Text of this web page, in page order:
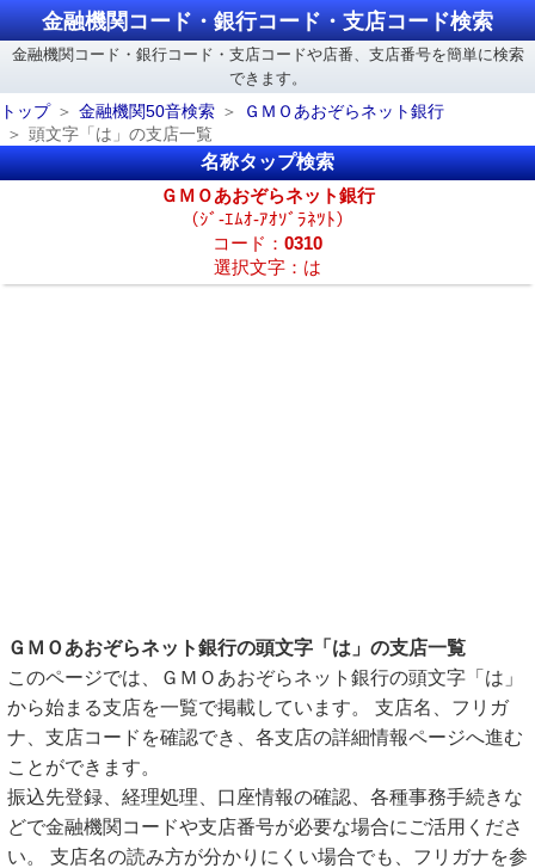
金融機関コード・銀行コード・支店コード検索
金融機関コード・銀行コード・支店コードや店番、支店番号を簡単に検索
できます。
トップ
金融機関50音検索
ＧＭＯあおぞらネット銀行
頭文字「は」の支店一覧
名称タップ検索
ＧＭＯあおぞらネット銀行
（ｼﾞ-ｴﾑｵ-ｱｵｿﾞﾗﾈﾂﾄ）
コード： 0310
選択文字：は
ＧＭＯあおぞらネット銀行の頭文字「は」の支店一覧
このページでは、ＧＭＯあおぞらネット銀行の頭文字「は」
から始まる支店を一覧で掲載しています。 支店名、フリガ
ナ、支店コードを確認でき、各支店の詳細情報ページへ進む
ことができます。
振込先登録、経理処理、口座情報の確認、各種事務手続きな
どで金融機関コードや支店番号が必要な場合にご活用くださ
い。 支店名の読み方が分かりにくい場合でも、フリガナを参